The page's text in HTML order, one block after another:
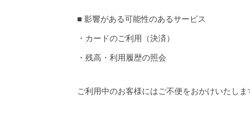
■ 影響がある可能性のあるサービス
・カードのご利用（決済）
・残高・利用履歴の照会
ご利用中のお客様にはご不便をおかけいたし